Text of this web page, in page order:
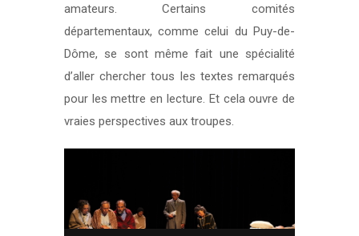
amateurs. Certains comités
départementaux, comme celui du Puy-de-
Dôme, se sont même fait une spécialité
d’aller chercher tous les textes remarqués
pour les mettre en lecture. Et cela ouvre de
vraies perspectives aux troupes.